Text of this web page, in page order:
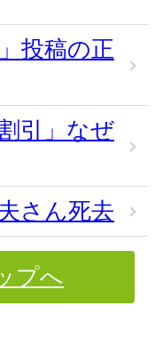
投稿の正
引」なぜ
さん死去
プへ